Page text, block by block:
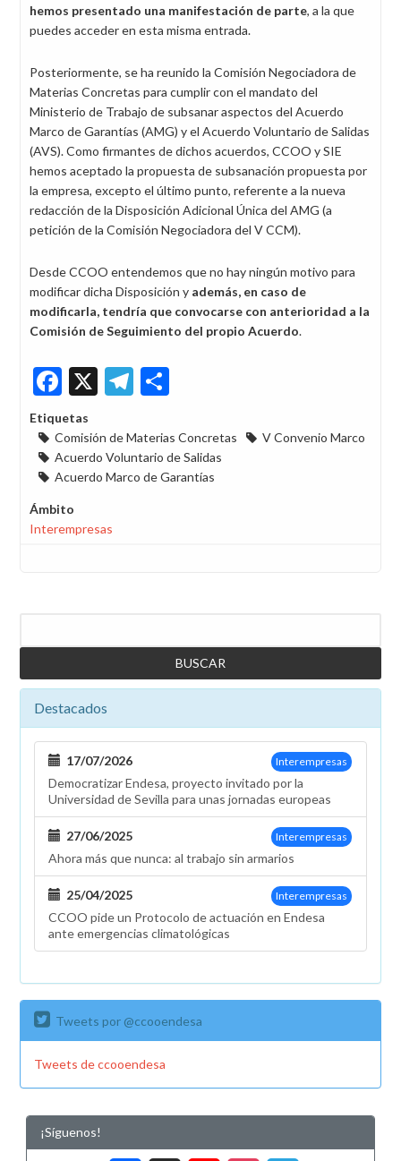
hemos presentado una manifestación de parte, a la que
puedes acceder en esta misma entrada.
Posteriormente, se ha reunido la Comisión Negociadora de
Materias Concretas para cumplir con el mandato del
Ministerio de Trabajo de subsanar aspectos del Acuerdo
Marco de Garantías (AMG) y el Acuerdo Voluntario de Salidas
(AVS). Como firmantes de dichos acuerdos, CCOO y SIE
hemos aceptado la propuesta de subsanación propuesta por
la empresa, excepto el último punto, referente a la nueva
redacción de la Disposición Adicional Única del AMG (a
petición de la Comisión Negociadora del V CCM).
Desde CCOO entendemos que no hay ningún motivo para
modificar dicha Disposición y además, en caso de
modificarla, tendría que convocarse con anterioridad a la
Comisión de Seguimiento del propio Acuerdo.
Facebook
X Telegram
Etiquetas
Comisión de Materias Concretas
V Convenio Marco
Acuerdo Voluntario de Salidas
Acuerdo Marco de Garantías
Ámbito
Interempresas
Destacados
Interempresas
17/07/2026
Democratizar Endesa, proyecto invitado por la
Universidad de Sevilla para unas jornadas europeas
Interempresas
27/06/2025
Ahora más que nunca: al trabajo sin armarios
Interempresas
25/04/2025
CCOO pide un Protocolo de actuación en Endesa
ante emergencias climatológicas
Tweets por @ccooendesa
Tweets de ccooendesa
¡Síguenos!